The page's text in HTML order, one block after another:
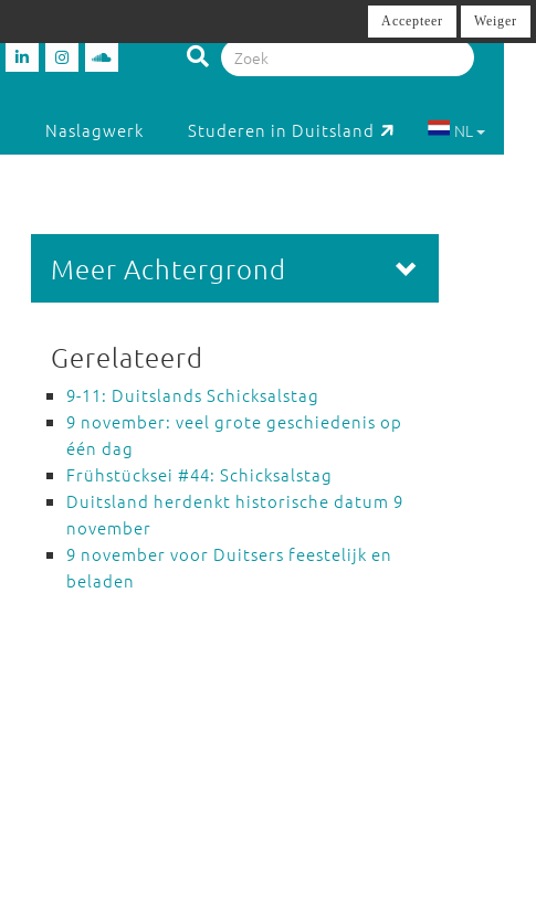
Naslagwerk Studeren in Duitsland NL
Meer Achtergrond
Gerelateerd
9-11: Duitslands Schicksalstag
9 november: veel grote geschiedenis op
één dag
Frühstücksei #44: Schicksalstag
Duitsland herdenkt historische datum 9
november
9 november voor Duitsers feestelijk en
beladen
Accepteer Weiger